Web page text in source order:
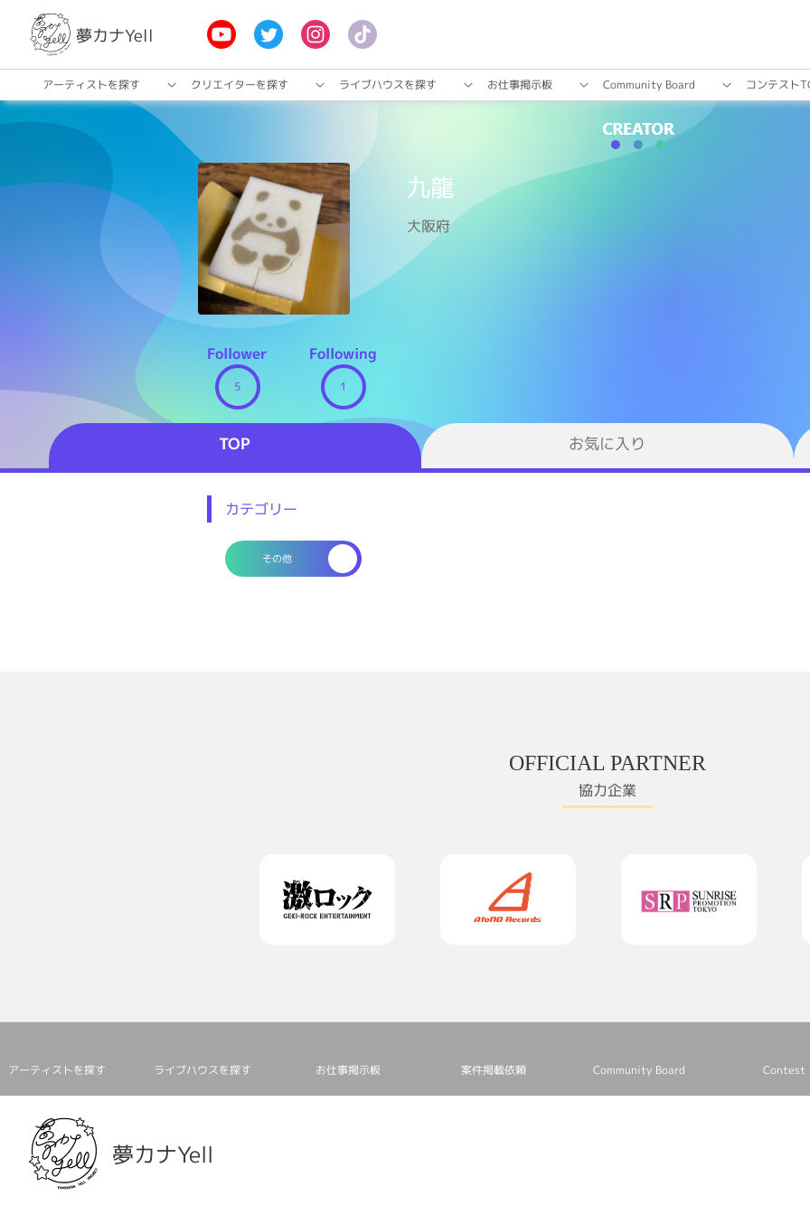
夢カナYell
アーティストを探す クリエイターを探す ライブハウスを探す お仕事掲⽰板 Community Board コンテスト
九龍
大阪府
Follower
5
Following
1
TOP お気に入り
カテゴリー
その他
OFFICIAL PARTNER
協力企業
アーティストを探す ライブハウスを探す お仕事掲⽰板 案件掲載依頼 Community Board Contest
夢カナYell